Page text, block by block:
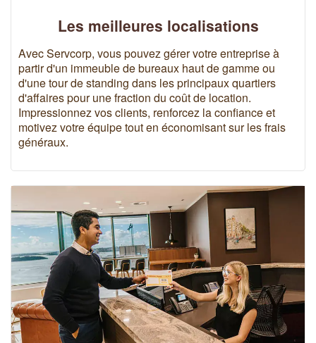
Les meilleures localisations
Avec Servcorp, vous pouvez gérer votre entreprise à
partir d'un immeuble de bureaux haut de gamme ou
d'une tour de standing dans les principaux quartiers
d'affaires pour une fraction du coût de location.
Impressionnez vos clients, renforcez la confiance et
motivez votre équipe tout en économisant sur les frais
généraux.